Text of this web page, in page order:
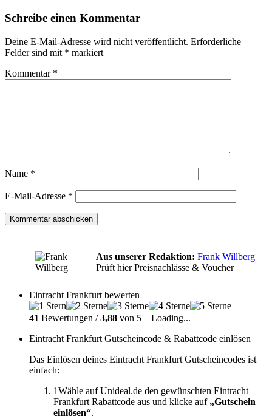
Schreibe einen Kommentar
Deine E-Mail-Adresse wird nicht veröffentlicht. Erforderliche
Felder sind mit * markiert
Kommentar *
Name *
E-Mail-Adresse *
Aus unserer Redaktion: Frank Willberg
Prüft hier Preisnachlässe & Voucher
Eintracht Frankfurt bewerten
41 Bewertungen /3,88 von 5
Loading...
Eintracht Frankfurt Gutscheincode & Rabattcode einlösen
Das Einlösen deines Eintracht Frankfurt Gutscheincodes ist
einfach:
1Wähle auf Unideal.de den gewünschten Eintracht
Frankfurt Rabattcode aus und klicke auf „Gutschein
einlösen“.